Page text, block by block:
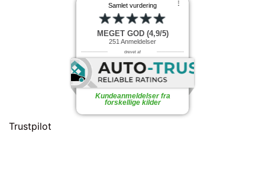
Samlet vurdering ⠇
MEGET GOD (4,9/5)
251 Anmeldelser
drevet af
Kundeanmeldelser fra
forskellige kilder
Trustpilot